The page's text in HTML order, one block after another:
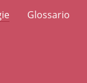
Glossario